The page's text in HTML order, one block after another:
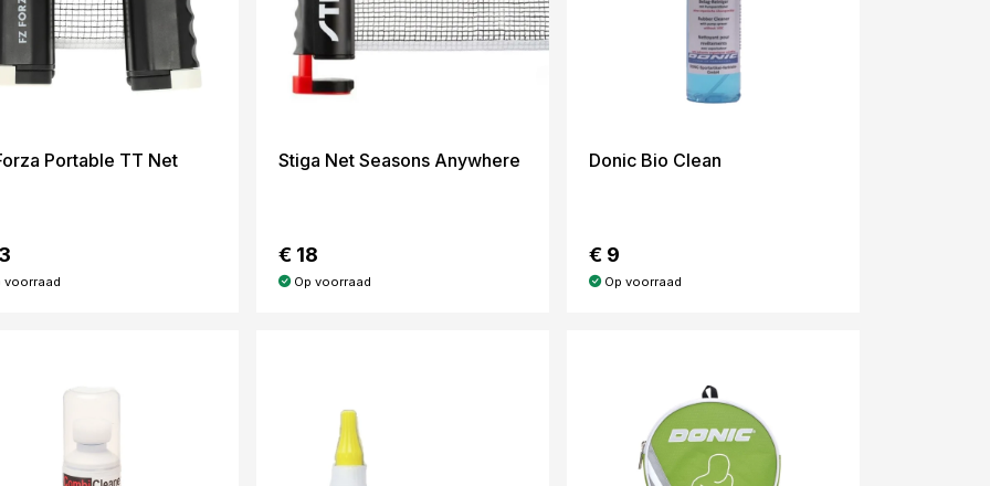
Portable TT Net
voorraad
Stiga Net Seasons Anywhere
€ 18
Op voorraad
Donic Bio Clean
€ 9
Op voorraad